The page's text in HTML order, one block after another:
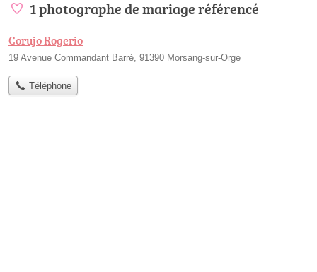
1 photographe de mariage référencé
Corujo Rogerio
19 Avenue Commandant Barré, 91390 Morsang-sur-Orge
Téléphone